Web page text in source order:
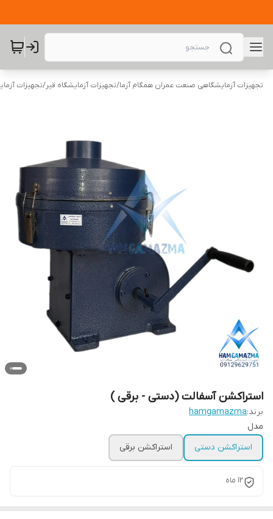
تجهیزات آزمایشگاهی صنعت عمران همگام آزما/تجهیزات آزمایشگاه قیر/تجهیزات
استراکشن آسفالت (دستی - برقی )
برند:hamgamazma
مدل
استراکشن دستی
استراکشن برقی
12 ماه